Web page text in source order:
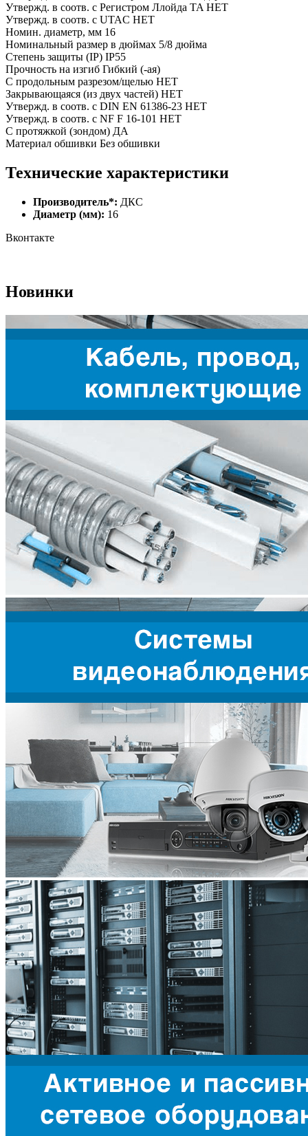
Утвержд. в соотв. с Регистром Ллойда TA НЕТ
Утвержд. в соотв. с UTAC НЕТ
Номин. диаметр, мм 16
Номинальный размер в дюймах 5/8 дюйма
Степень защиты (IP) IP55
Прочность на изгиб Гибкий (-ая)
С продольным разрезом/щелью НЕТ
Закрывающаяся (из двух частей) НЕТ
Утвержд. в соотв. с DIN EN 61386-23 НЕТ
Утвержд. в соотв. с NF F 16-101 НЕТ
С протяжкой (зондом) ДА
Материал обшивки Без обшивки
Технические характеристики
Производитель*: ДКС
Диаметр (мм): 16
Вконтакте
Новинки